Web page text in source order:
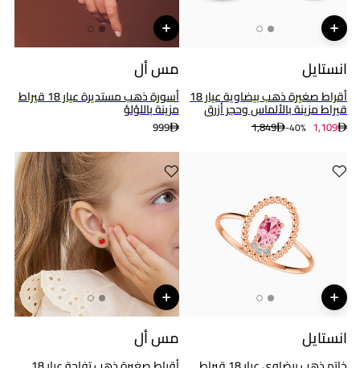
انستايل
أقراط صغيرة ذهب بيضاوية عيار 18
قيراط مزينة بالألماس وحجر أزرق
1,849 40%- 1,109
مس أل
أسورة ذهب مستديرة عيار 18 قيراط
مزينة باللؤلؤ
999
انستايل مس أل